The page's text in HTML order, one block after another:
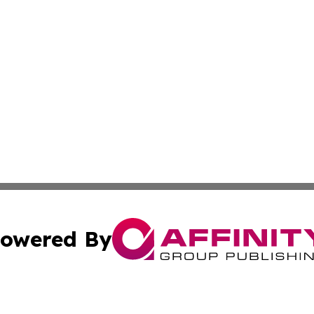
By